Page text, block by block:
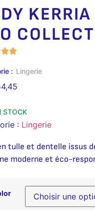
: Lingerie
STOCK
: Lingerie
tulle et dentelle issus
moderne et éco-